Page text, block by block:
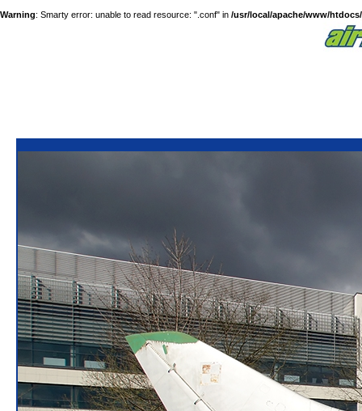
Warning: Smarty error: unable to read resource: ".conf" in /usr/local/apache/www/